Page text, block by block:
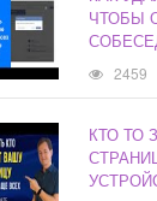
ЧТОБЫ
2459
КТО ТО